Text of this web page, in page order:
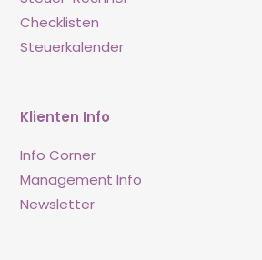
Checklisten
Steuerkalender
Klienten Info
Info Corner
Management Info
Newsletter